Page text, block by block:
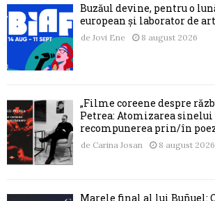
Buzăul devine, pentru o
european și laborator de
de Jovi Ene 8 august 2026
„Filme coreene despre
Petrea: Atomizarea sinelui
recompunerea prin/în
de Carina Josan 8 august 2026
Marele final al lui Buñuel: